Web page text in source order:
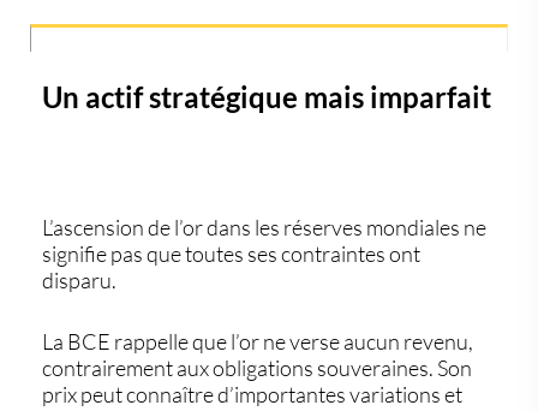
Un actif stratégique mais imparfait
L’ascension de l’or dans les réserves mondiales ne
signifie pas que toutes ses contraintes ont
disparu.
La BCE rappelle que l’or ne verse aucun revenu,
contrairement aux obligations souveraines. Son
prix peut connaître d’importantes variations et